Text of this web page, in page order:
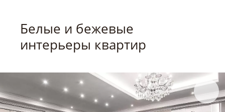
Белые и бежевые
интерьеры квартир